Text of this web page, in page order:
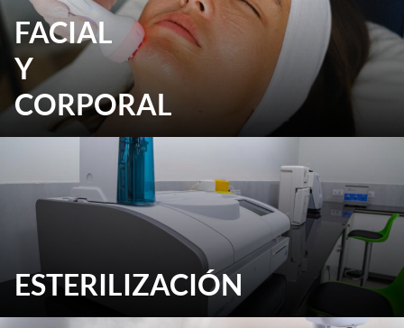
FACIAL
Y
CORPORAL
ESTERILIZACIÓN